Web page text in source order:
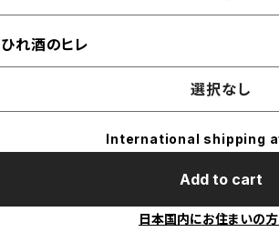
れ酒のヒレ
選択なし
International shipping
Add to cart
日本国内にお住まいの